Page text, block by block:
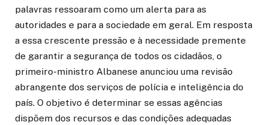
palavras ressoaram como um alerta para as
autoridades e para a sociedade em geral. Em resposta
a essa crescente pressão e à necessidade premente
de garantir a segurança de todos os cidadãos, o
primeiro-ministro Albanese anunciou uma revisão
abrangente dos serviços de polícia e inteligência do
país. O objetivo é determinar se essas agências
dispõem dos recursos e das condições adequadas